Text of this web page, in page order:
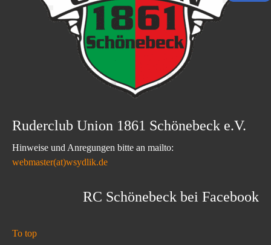
Ruderclub Union 1861 Schönebeck e.V.
Hinweise und Anregungen bitte an mailto:
webmaster(at)wsydlik.de
RC Schönebeck bei Facebook
To top